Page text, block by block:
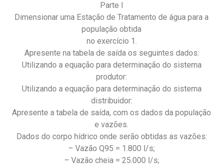
Parte I
Dimensionar uma Estação de Tratamento de água para a
população obtida
no exercício 1.
Apresente na tabela de saída os seguintes dados:
Utilizando a equação para determinação do sistema
produtor:
Utilizando a equação para determinação do sistema
distribuidor:
Apresente a tabela de saída, com os dados da população
e vazões.
Dados do corpo hídrico onde serão obtidas as vazões:
– Vazão Q95 = 1.800 l/s;
– Vazão cheia = 25.000 l/s;